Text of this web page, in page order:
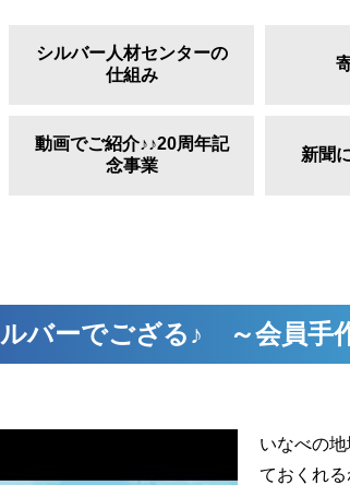
シルバー人材センターの
仕組み
動画でご紹介♪♪20周年記
念事業
新聞
バーでござる♪ ～会員手
いなべの
ておくれる